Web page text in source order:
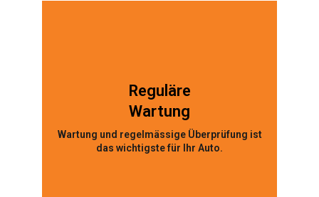
Reguläre
Wartung
Wartung und regelmässige Überprüfung ist
das wichtigste für Ihr Auto.